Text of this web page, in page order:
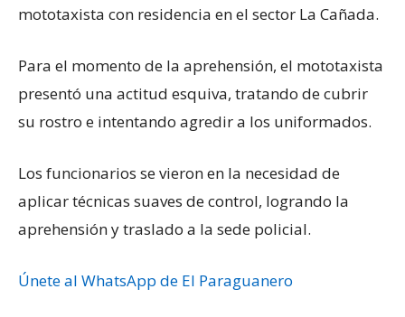
mototaxista con residencia en el sector La Cañada.
Para el momento de la aprehensión, el mototaxista
presentó una actitud esquiva, tratando de cubrir
su rostro e intentando agredir a los uniformados.
Los funcionarios se vieron en la necesidad de
aplicar técnicas suaves de control, logrando la
aprehensión y traslado a la sede policial.
Únete al WhatsApp de El Paraguanero